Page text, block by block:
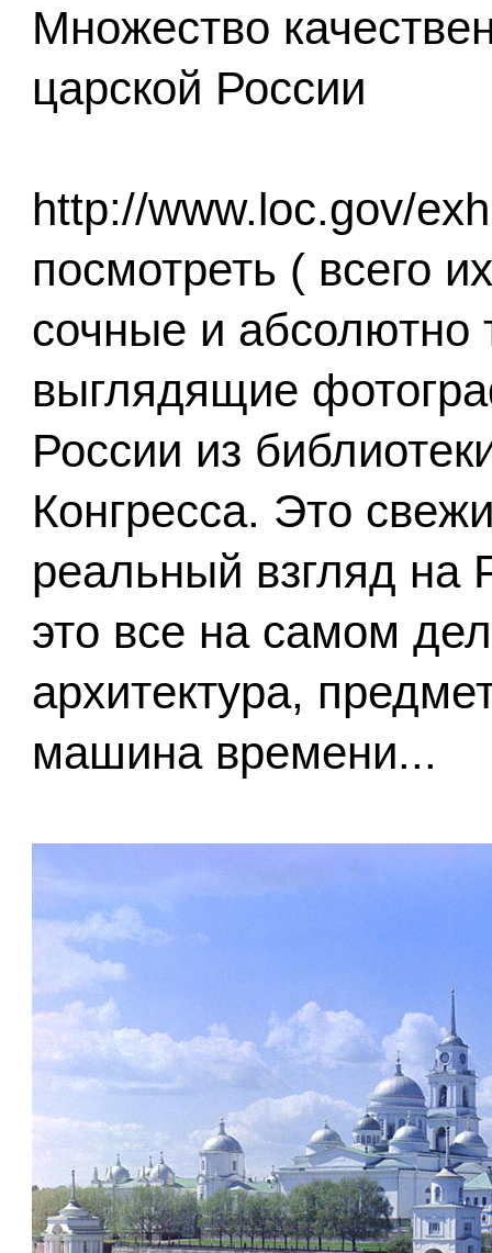
Множество
царской России
http://www.loc.gov/
посмотреть ( всего
сочные и абсолютно
выглядящие
России из
Конгресса. Это
реальный взгляд на
это все на самом
архитектура,
машина времени...